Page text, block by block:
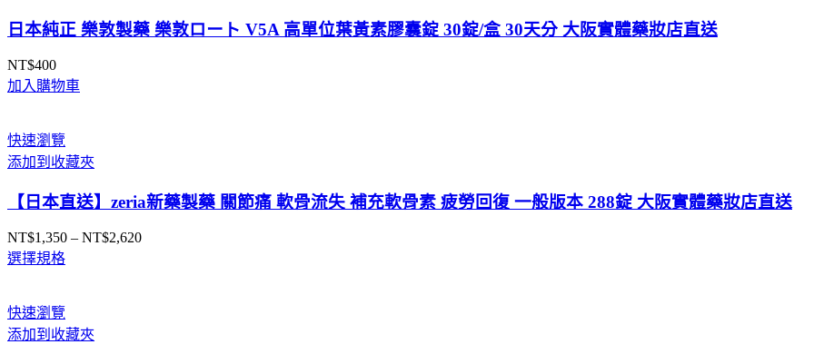
日本純正 樂敦製藥 樂敦ロート V5A 高單位葉黃素膠囊錠 30錠/盒 30天分 大阪實體藥妝店直送
NT$400
加入購物車
快速瀏覽
添加到收藏夾
【日本直送】zeria新藥製藥 關節痛 軟骨流失 補充軟骨素 疲勞回復 一般版本 288錠 大阪實體藥妝店直送
NT$1,350 – NT$2,620價
選擇規格
快速瀏覽
添加到收藏夾